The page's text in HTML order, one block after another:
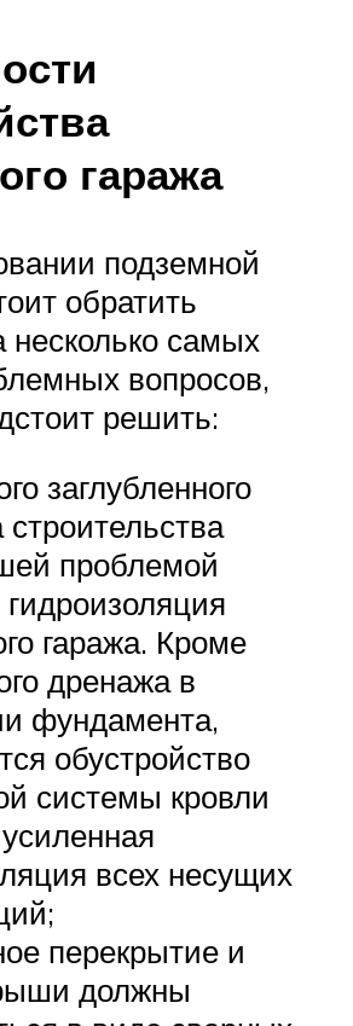
гаража
подземной
обратить
самых
вопросов,
решить:
заглубленного
строительства
проблемой
гидроизоляция
гаража. Кроме
дренажа в
фундамента,
обустройство
системы кровли
всех несущих
перекрытие и
должны